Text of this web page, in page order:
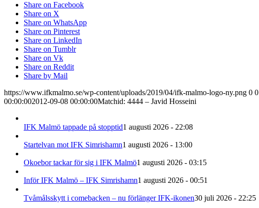
Share on Facebook
Share on X
Share on WhatsApp
Share on Pinterest
Share on LinkedIn
Share on Tumblr
Share on Vk
Share on Reddit
Share by Mail
https://www.ifkmalmo.se/wp-content/uploads/2019/04/ifk-malmo-logo-ny.png 0 0
00:00:002012-09-08 00:00:00Matchid: 4444 – Javid Hosseini
IFK Malmö tappade på stopptid1 augusti 2026 - 22:08
Startelvan mot IFK Simrishamn1 augusti 2026 - 13:00
Okoebor tackar för sig i IFK Malmö1 augusti 2026 - 03:15
Inför IFK Malmö – IFK Simrishamn1 augusti 2026 - 00:51
Tvåmålsskytt i comebacken – nu förlänger IFK-ikonen30 juli 2026 - 22:25